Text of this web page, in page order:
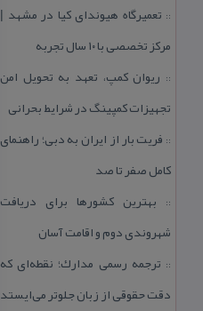
:: تعمیرگاه هیوندای كیا در مشهد |
مركز تخصصی با ۱۰ سال تجربه
:: ریوان كمپ، تعهد به تحویل امن
تجهیزات كمپینگ در شرایط بحرانی
:: فریت بار از ایران به دبی؛ راهنمای
كامل صفر تا صد
:: بهترین كشورها برای دریافت
شهروندی دوم و اقامت آسان
:: ترجمه رسمی مدارك؛ نقطه‌ای كه
دقت حقوقی از زبان جلوتر می‌ایستد